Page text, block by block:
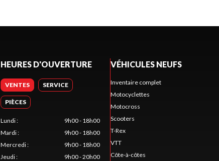
HEURES D'OUVERTURE
VENTES SERVICE
PIÈCES
Lundi:
9h00 - 18h00
Mardi:
9h00 - 18h00
Mercredi:
9h00 - 18h00
Jeudi:
9h00 - 20h00
VÉHICULES NEUFS
Inventaire complet
Motocyclettes
Motocross
Scooters
T-Rex
VTT
Côte-à-côtes